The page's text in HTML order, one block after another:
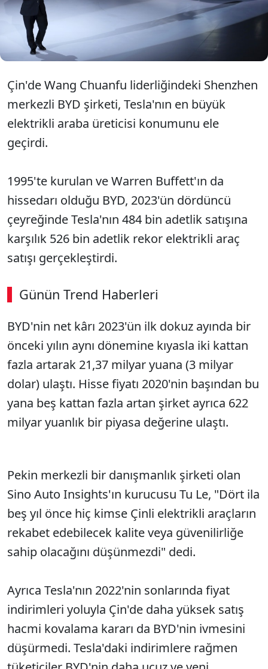
sahibi olduğu Tesla'yı koltuğundan etti.
Çin'de Wang Chuanfu liderliğindeki Shenzhen
merkezli BYD şirketi, Tesla'nın en büyük
elektrikli araba üreticisi konumunu ele
geçirdi.
1995'te kurulan ve Warren Buffett'ın da
hissedarı olduğu BYD, 2023'ün dördüncü
çeyreğinde Tesla'nın 484 bin adetlik satışına
karşılık 526 bin adetlik rekor elektrikli araç
satışı gerçekleştirdi.
Günün Trend Haberleri
00:03 / 03:08
Sesi Aç
BYD'nin net kârı 2023'ün ilk dokuz ayında bir
önceki yılın aynı dönemine kıyasla iki kattan
fazla artarak 21,37 milyar yuana (3 milyar
dolar) ulaştı. Hisse fiyatı 2020'nin başından bu
yana beş kattan fazla artan şirket ayrıca 622
milyar yuanlık bir piyasa değerine ulaştı.
Pekin merkezli bir danışmanlık şirketi olan
Sino Auto Insights'ın kurucusu Tu Le, "Dört ila
beş yıl önce hiç kimse Çinli elektrikli araçların
rekabet edebilecek kalite veya güvenilirliğe
sahip olacağını düşünmezdi" dedi.
Ayrıca Tesla'nın 2022'nin sonlarında fiyat
indirimleri yoluyla Çin'de daha yüksek satış
hacmi kovalama kararı da BYD'nin ivmesini
düşürmedi. Tesla'daki indirimlere rağmen